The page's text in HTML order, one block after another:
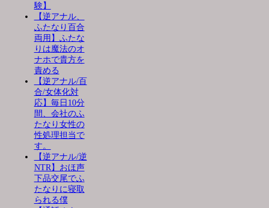
験】
【逆アナル、
ふたなり百合
両用】ふたな
りは魔法のオ
ナホで貴方を
責める
【逆アナル/百
合/女体化対
応】毎日10分
間、会社のふ
たなり女性の
性処理担当で
す。
【逆アナル/逆
NTR】おほ声
下品交尾でふ
たなりに寝取
られる僕